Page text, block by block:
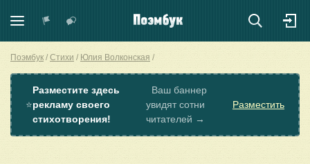
Поэмбук Стихи Юлия Волконская
⭐
Разместите здесь
рекламу своего
стихотворения!
Ваш баннер
увидят сотни
читателей →
Разместить